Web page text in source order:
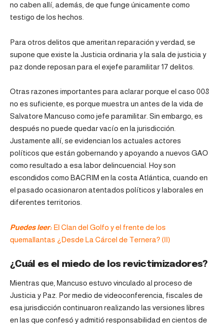
no caben allí, además, de que funge únicamente como
testigo de los hechos.
Para otros delitos que ameritan reparación y verdad, se
supone que existe la Justicia ordinaria y la sala de justicia y
paz donde reposan para el exjefe paramilitar 17 delitos.
Otras razones importantes para aclarar porque el caso 008
no es suficiente, es porque muestra un antes de la vida de
Salvatore Mancuso como jefe paramilitar. Sin embargo, es
después no puede quedar vacío en la jurisdicción.
Justamente allí, se evidencian los actuales actores
políticos que están gobernando y apoyando a nuevos GAO
como resultado a esa labor delincuencial. Hoy son
escondidos como BACRIM en la costa Atlántica, cuando en
el pasado ocasionaron atentados políticos y laborales en
diferentes territorios.
Puedes leer: El Clan del Golfo y el frente de los
quemallantas ¿Desde La Cárcel de Ternera? (II)
¿Cuál es el miedo de los revictimizadores?
Mientras que, Mancuso estuvo vinculado al proceso de
Justicia y Paz. Por medio de videoconferencia, fiscales de
esa jurisdicción continuaron realizando las versiones libres
en las que confesó y admitió responsabilidad en cientos de